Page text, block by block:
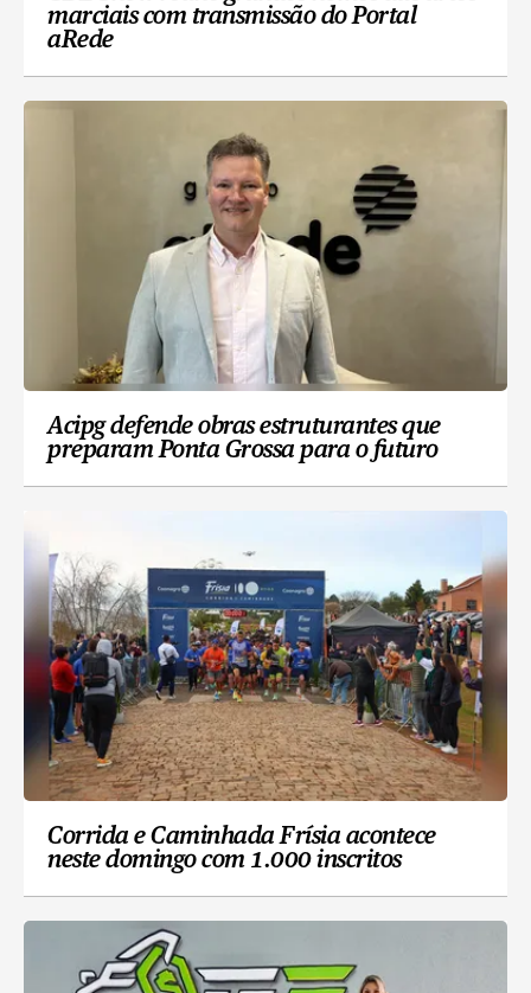
marciais com transmissão do Portal
aRede
Acipg defende obras estruturantes que
preparam Ponta Grossa para o futuro
Corrida e Caminhada Frísia acontece
neste domingo com 1.000 inscritos